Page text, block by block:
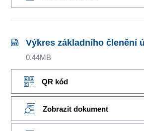
Výkres základního členění
0.44MB
QR kód
Zobrazit dokument